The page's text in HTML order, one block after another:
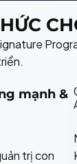
mạnh &
trị con